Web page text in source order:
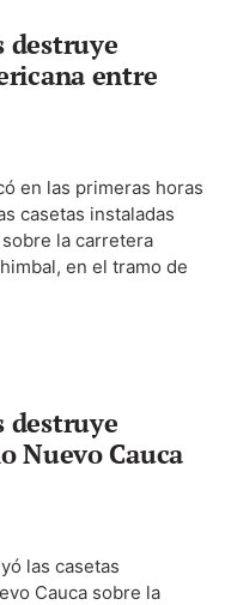
destruye
entre
en las primeras horas
casetas instaladas
la carretera
en el tramo de
destruye
Nuevo Cauca
las casetas
Cauca sobre la